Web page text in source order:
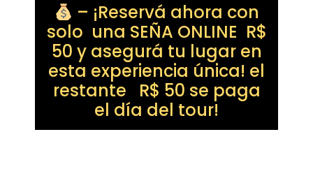
– ¡Reservá ahora con
solo una SEÑA ONLINE R$
50 y asegurá tu lugar en
esta experiencia única! el
restante R$ 50 se paga
el día del tour!